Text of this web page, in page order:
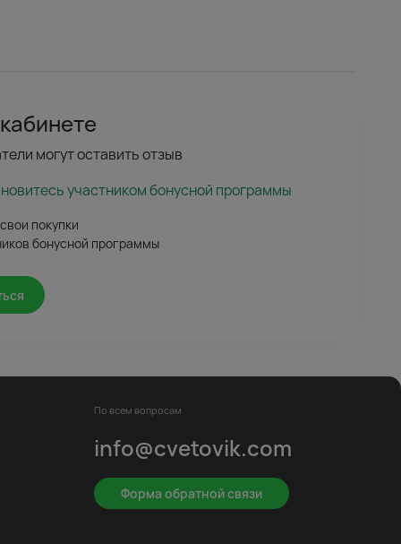
могут оставить отзыв
участником бонусной программы
покупки
бонусной программы
По всем вопросам
info@cvetovik.com
Форма обратной связи